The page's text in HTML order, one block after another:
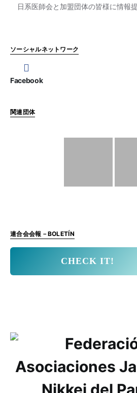
日系医師会と加盟団体の皆様に情報
ソーシャルネットワーク
Facebook
関連団体
連合会会報－BOLETÍN
CHECK IT!